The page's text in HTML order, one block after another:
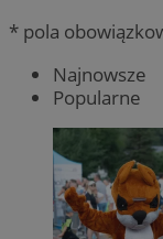
* pola
Najnowsze
Popularne